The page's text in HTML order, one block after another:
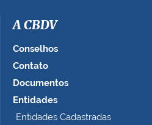
a
e
o
t
A CBDV
Conselhos
Contato
Documentos
Entidades
Entidades Cadastradas